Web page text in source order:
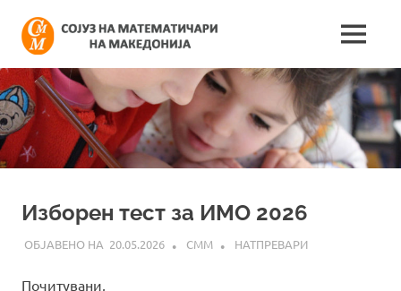
content
на
на
Македонија
информации
поврзани
со
работата
на
MENU
Изборен тест за ИМО 2026
20.05.2026 СММ НАТПРЕВАРИ
Почитувани,